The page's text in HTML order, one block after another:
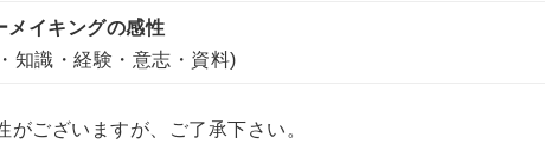
メイキングの感性
知識・経験・意志・資料)
ございますが、ご了承下さい。